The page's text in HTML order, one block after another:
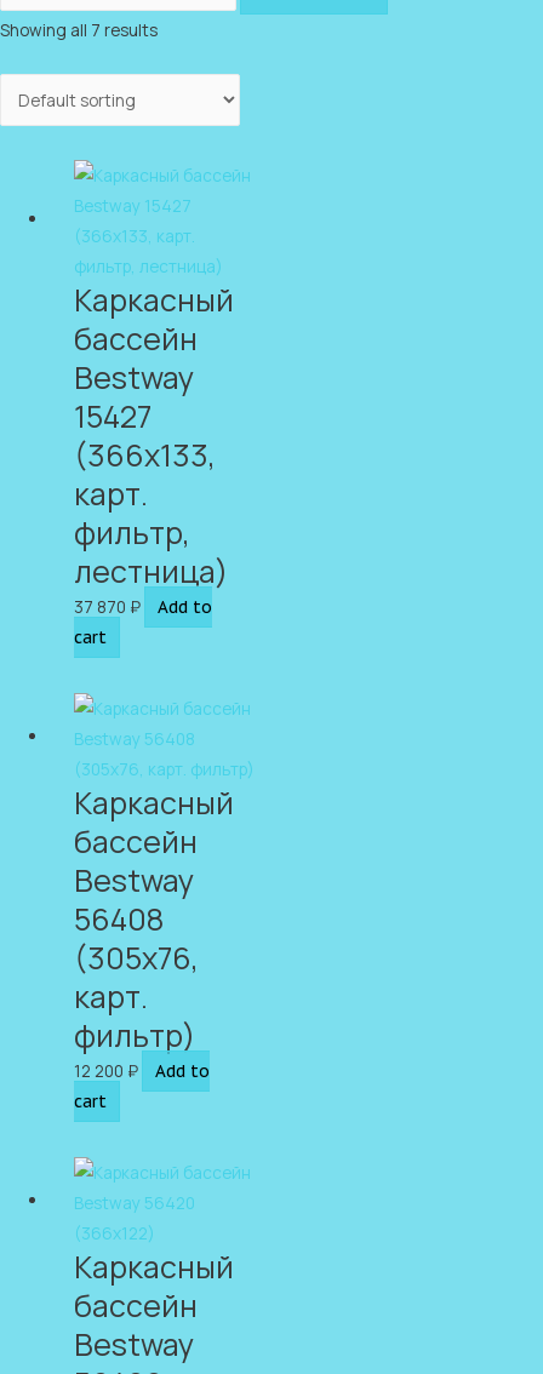
Showing all 7 results
Каркасный
бассейн
Bestway
15427
(366х133,
карт.
фильтр,
лестница)
37 870 ₽
Add to
cart
Каркасный
бассейн
Bestway
56408
(305х76,
карт.
фильтр)
12 200 ₽
Add to
cart
Каркасный
бассейн
Bestway